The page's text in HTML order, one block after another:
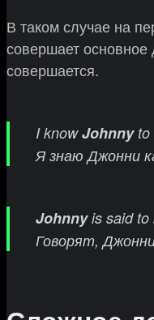
В таком случае на
совершает основное
совершается.
I knowJohnnyto
Я знаю Джонни
Johnnyis said to
Говорят,